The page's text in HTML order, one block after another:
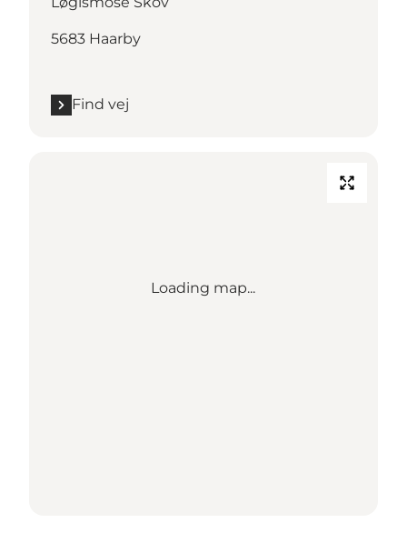
5683 Haarby
Find vej
Loading map...